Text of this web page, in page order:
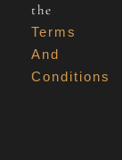
the
Terms
And
Conditions